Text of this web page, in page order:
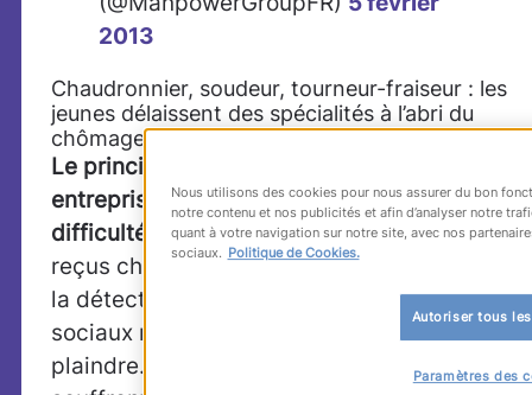
2013
Chaudronnier, soudeur, tourneur-fraiseur : les
jeunes délaissent des spécialités à l’abri du
chômage…
Le principal souci de cette « méga-
entreprise étendue », ce sont les
difficultés de recrutement. Avec 15000 CV
reçus chaque mois et une équipe dédiée à
la détection des talents, sur les réseaux
sociaux notamment, Airbus n’a pas à se
plaindre. Ses sous-traitants, en revanche,
Nous utilisons des cookies pour nous assurer du bon
notre contenu et nos publicités et afin d’analyser notre
quant à votre navigation sur notre site, avec nos
sociaux. Politique de Cookies.
Autoriser tous
Paramètres des